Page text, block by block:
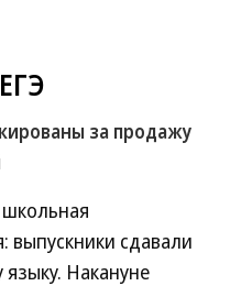
за продажу
выпускники сдавали
Накануне